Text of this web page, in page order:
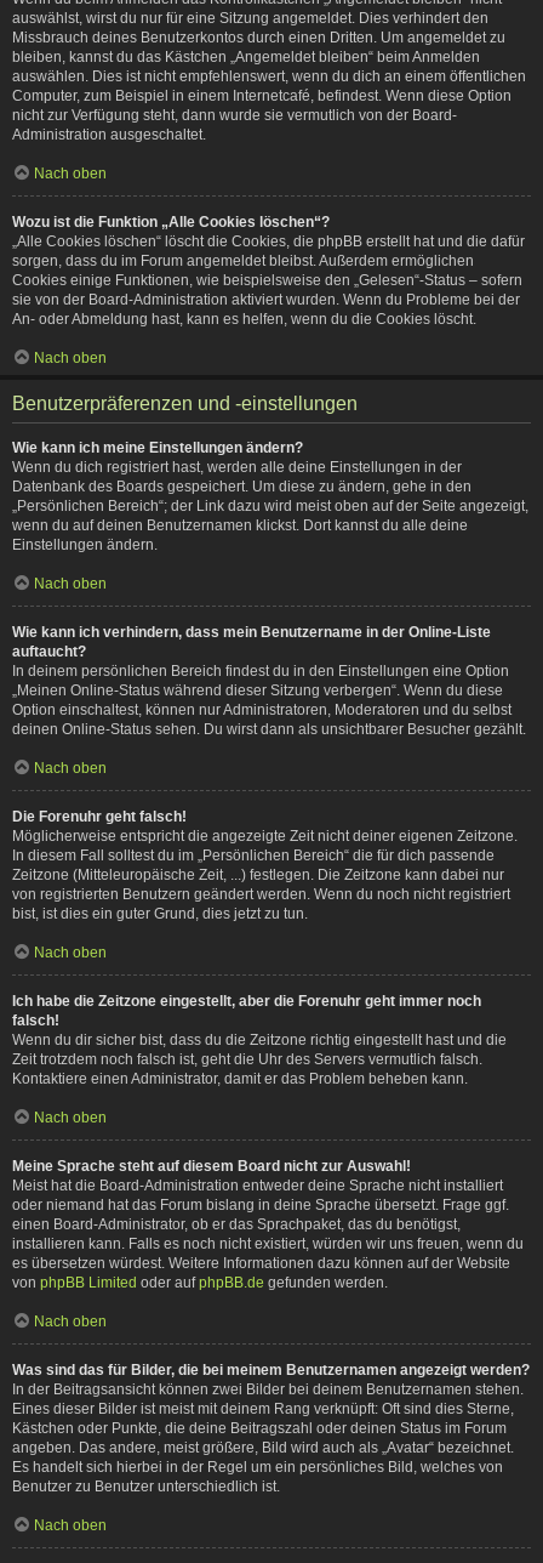
auswählst, wirst du nur für eine Sitzung angemeldet. Dies verhindert den
Missbrauch deines Benutzerkontos durch einen Dritten. Um angemeldet zu
bleiben, kannst du das Kästchen „Angemeldet bleiben“ beim Anmelden
auswählen. Dies ist nicht empfehlenswert, wenn du dich an einem öffentlichen
Computer, zum Beispiel in einem Internetcafé, befindest. Wenn diese Option
nicht zur Verfügung steht, dann wurde sie vermutlich von der Board-
Administration ausgeschaltet.
Nach oben
Wozu ist die Funktion „Alle Cookies löschen“?
„Alle Cookies löschen“ löscht die Cookies, die phpBB erstellt hat und die dafür
sorgen, dass du im Forum angemeldet bleibst. Außerdem ermöglichen
Cookies einige Funktionen, wie beispielsweise den „Gelesen“-Status – sofern
sie von der Board-Administration aktiviert wurden. Wenn du Probleme bei der
An- oder Abmeldung hast, kann es helfen, wenn du die Cookies löscht.
Nach oben
Benutzerpräferenzen und -einstellungen
Wie kann ich meine Einstellungen ändern?
Wenn du dich registriert hast, werden alle deine Einstellungen in der
Datenbank des Boards gespeichert. Um diese zu ändern, gehe in den
„Persönlichen Bereich“; der Link dazu wird meist oben auf der Seite angezeigt,
wenn du auf deinen Benutzernamen klickst. Dort kannst du alle deine
Einstellungen ändern.
Nach oben
Wie kann ich verhindern, dass mein Benutzername in der Online-Liste
auftaucht?
In deinem persönlichen Bereich findest du in den Einstellungen eine Option
„Meinen Online-Status während dieser Sitzung verbergen“. Wenn du diese
Option einschaltest, können nur Administratoren, Moderatoren und du selbst
deinen Online-Status sehen. Du wirst dann als unsichtbarer Besucher gezählt.
Nach oben
Die Forenuhr geht falsch!
Möglicherweise entspricht die angezeigte Zeit nicht deiner eigenen Zeitzone.
In diesem Fall solltest du im „Persönlichen Bereich“ die für dich passende
Zeitzone (Mitteleuropäische Zeit, ...) festlegen. Die Zeitzone kann dabei nur
von registrierten Benutzern geändert werden. Wenn du noch nicht registriert
bist, ist dies ein guter Grund, dies jetzt zu tun.
Nach oben
Ich habe die Zeitzone eingestellt, aber die Forenuhr geht immer noch
falsch!
Wenn du dir sicher bist, dass du die Zeitzone richtig eingestellt hast und die
Zeit trotzdem noch falsch ist, geht die Uhr des Servers vermutlich falsch.
Kontaktiere einen Administrator, damit er das Problem beheben kann.
Nach oben
Meine Sprache steht auf diesem Board nicht zur Auswahl!
Meist hat die Board-Administration entweder deine Sprache nicht installiert
oder niemand hat das Forum bislang in deine Sprache übersetzt. Frage ggf.
einen Board-Administrator, ob er das Sprachpaket, das du benötigst,
installieren kann. Falls es noch nicht existiert, würden wir uns freuen, wenn du
es übersetzen würdest. Weitere Informationen dazu können auf der Website
von phpBB Limited oder aufphpBB.de gefunden werden.
Nach oben
Was sind das für Bilder, die bei meinem Benutzernamen angezeigt werden?
In der Beitragsansicht können zwei Bilder bei deinem Benutzernamen stehen.
Eines dieser Bilder ist meist mit deinem Rang verknüpft: Oft sind dies Sterne,
Kästchen oder Punkte, die deine Beitragszahl oder deinen Status im Forum
angeben. Das andere, meist größere, Bild wird auch als „Avatar“ bezeichnet.
Es handelt sich hierbei in der Regel um ein persönliches Bild, welches von
Benutzer zu Benutzer unterschiedlich ist.
Nach oben